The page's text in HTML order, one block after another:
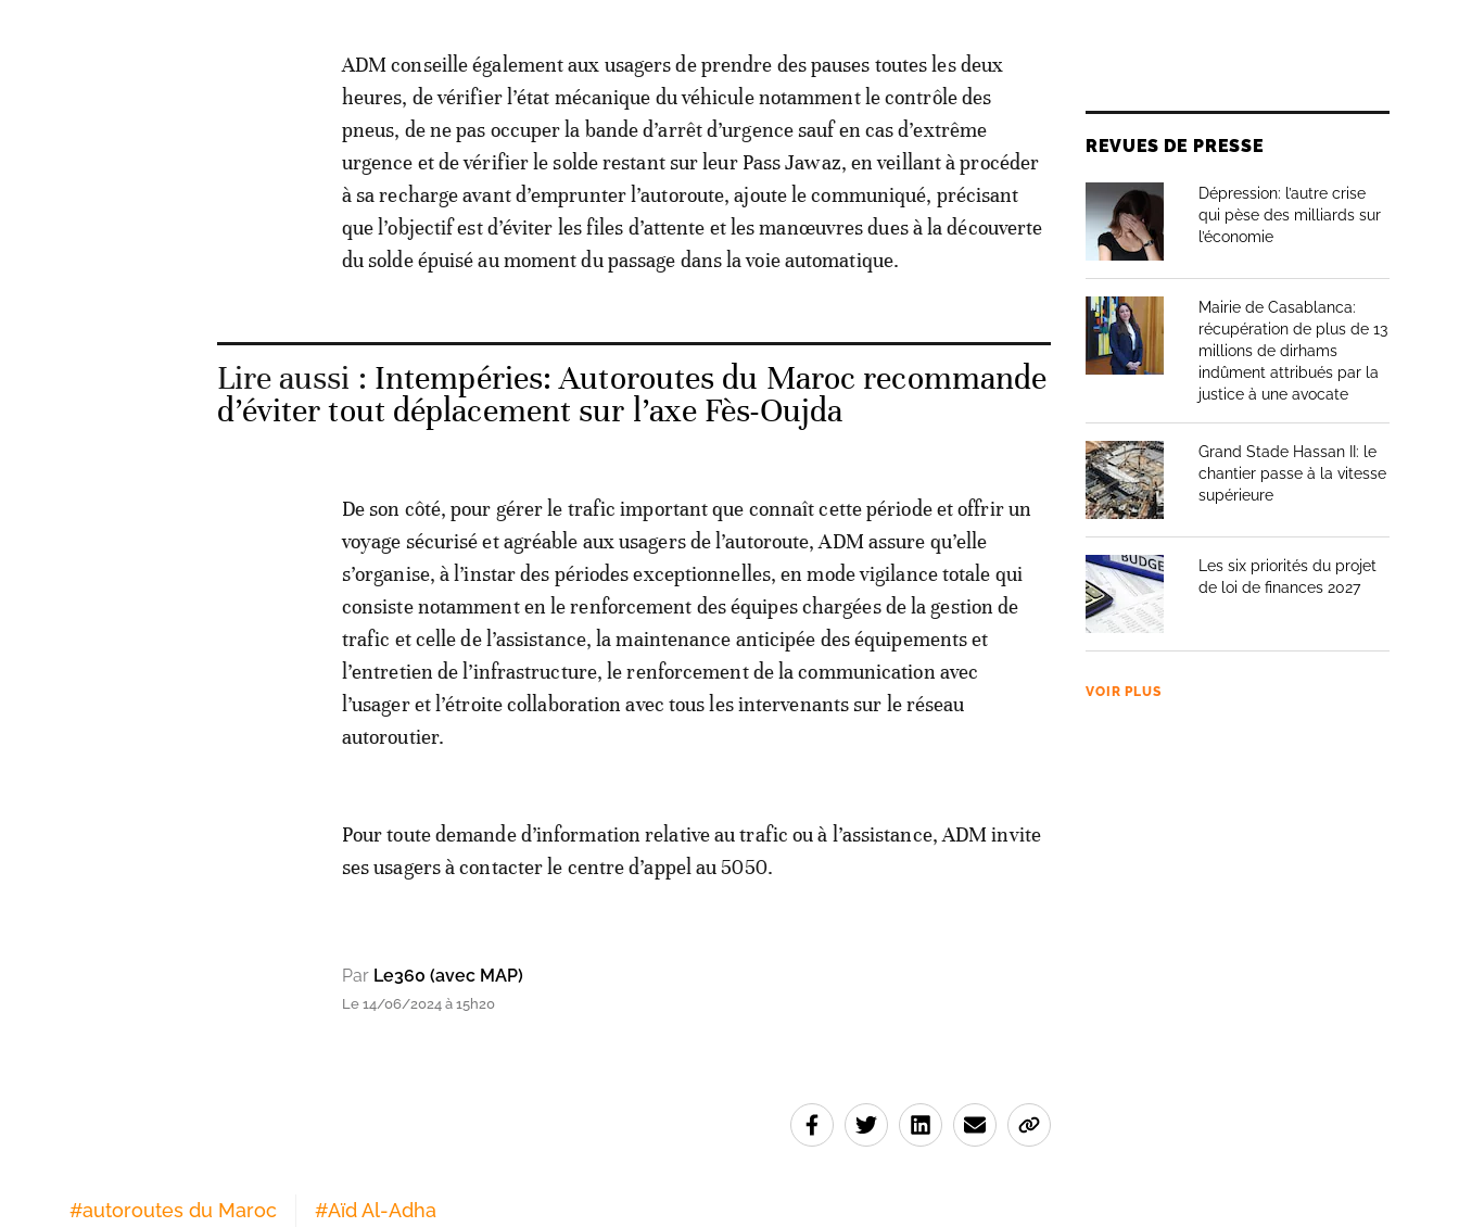
ADM conseille également aux usagers de prendre des pauses toutes les deux
heures, de vérifier l’état mécanique du véhicule notamment le contrôle des
pneus, de ne pas occuper la bande d’arrêt d’urgence sauf en cas d’extrême
urgence et de vérifier le solde restant sur leur Pass Jawaz, en veillant à procéder
à sa recharge avant d’emprunter l’autoroute, ajoute le communiqué, précisant
que l’objectif est d’éviter les files d’attente et les manœuvres dues à la découverte
du solde épuisé au moment du passage dans la voie automatique.
Lire aussi : Intempéries: Autoroutes du Maroc recommande
d’éviter tout déplacement sur l’axe Fès-Oujda
De son côté, pour gérer le trafic important que connaît cette période et offrir un
voyage sécurisé et agréable aux usagers de l’autoroute, ADM assure qu’elle
s’organise, à l’instar des périodes exceptionnelles, en mode vigilance totale qui
consiste notamment en le renforcement des équipes chargées de la gestion de
trafic et celle de l’assistance, la maintenance anticipée des équipements et
l’entretien de l’infrastructure, le renforcement de la communication avec
l’usager et l’étroite collaboration avec tous les intervenants sur le réseau
autoroutier.
Pour toute demande d’information relative au trafic ou à l’assistance, ADM invite
ses usagers à contacter le centre d’appel au 5050.
Par Le360 (avec MAP)
Le 14/06/2024 à 15h20
#autoroutes du Maroc #Aïd Al-Adha
REVUES DE PRESSE
Dépression: l’autre crise
qui pèse des milliards sur
l’économie
Mairie de Casablanca:
récupération de plus de 13
millions de dirhams
indûment attribués par la
justice à une avocate
Grand Stade Hassan II: le
chantier passe à la vitesse
supérieure
Les six priorités du projet
de loi de finances 2027
VOIR PLUS